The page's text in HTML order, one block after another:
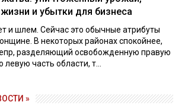
и убытки для бизнеса
и шлем. Сейчас это обычные атрибуты
В некоторых районах спокойнее,
разделяющий освобожденную правую
часть области, т...
»